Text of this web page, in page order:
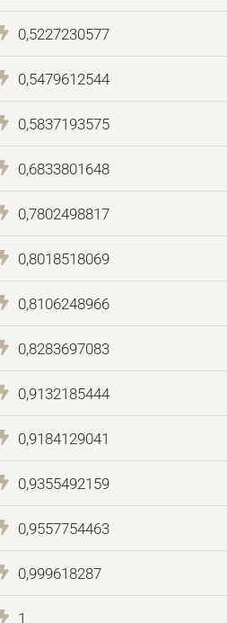
0,5227230577
0,5479612544
0,5837193575
0,6833801648
0,7802498817
0,8018518069
0,8106248966
0,8283697083
0,9132185444
0,9184129041
0,9355492159
0,9557754463
0,999618287
1